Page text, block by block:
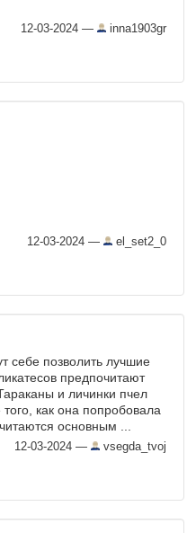
12-03-2024 — inna1903gr
12-03-2024 — el_set2_0
себе позволить лучшие
предпочитают
и личинки пчел
как она попробовала
основным ...
12-03-2024 — vsegda_tvoj